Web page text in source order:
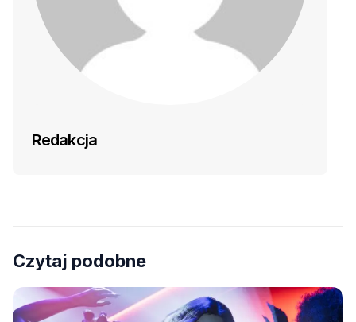
Redakcja
Czytaj podobne